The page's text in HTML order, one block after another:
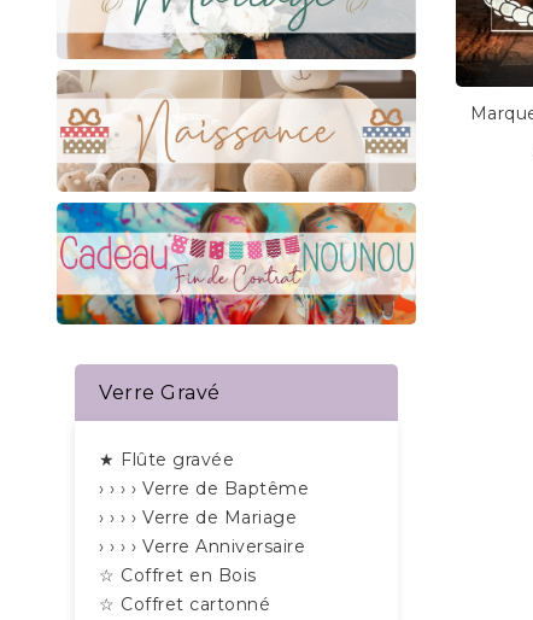
Verre Gravé
★ Flûte gravée
› › › › Verre de Baptême
› › › › Verre de Mariage
› › › › Verre Anniversaire
☆ Coffret en Bois
☆ Coffret cartonné